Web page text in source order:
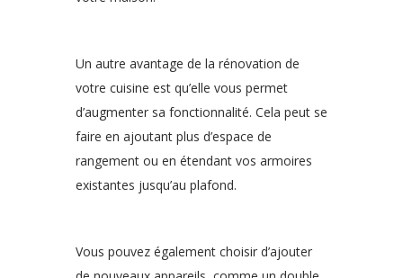
Un autre avantage de la rénovation de
votre cuisine est qu’elle vous permet
d’augmenter sa fonctionnalité. Cela peut se
faire en ajoutant plus d’espace de
rangement ou en étendant vos armoires
existantes jusqu’au plafond.
Vous pouvez également choisir d’ajouter